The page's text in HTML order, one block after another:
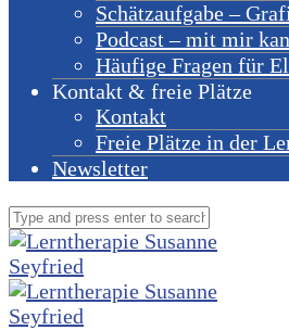
Schätzaufgabe –
Podcast – mit mir
Häufige Fragen für
Kontakt & freie Plätze
Kontakt
Freie Plätze in der
Newsletter